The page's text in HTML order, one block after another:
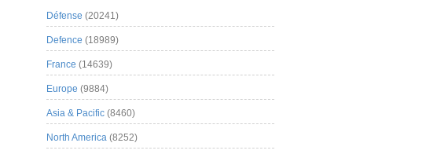
Défense (20241)
Defence (18989)
France (14639)
Europe (9884)
Asia & Pacific (8460)
North America (8252)